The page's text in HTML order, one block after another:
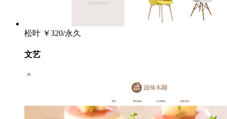
松叶 ￥320/永久
文艺